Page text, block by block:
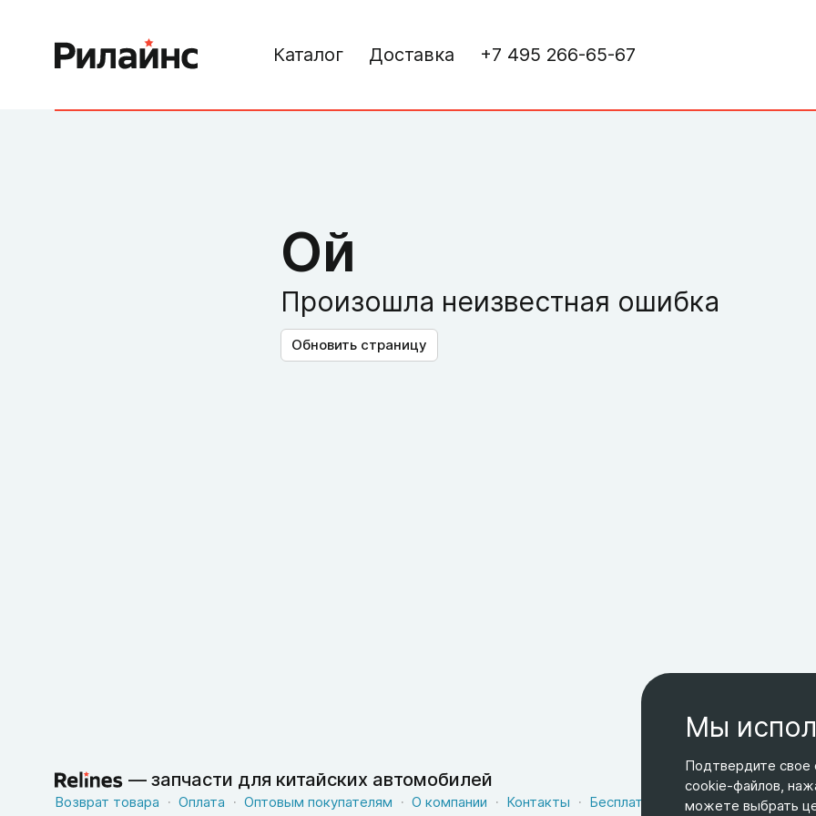
Каталог Доставка +7 495 266-65-67
Ой
Произошла неизвестная ошибка
Обновить страницу
— запчасти для китайских автомобилей
Возврат товара Оплата Оптовым покупателям О компании Контакты Бесплатная доставка
Оферта
Мы
Подтвердите свое
cookie-файлов,
можете выбрать